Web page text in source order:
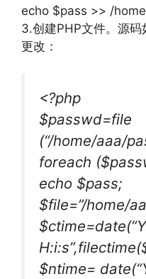
echo $pass >> /
3.创建PHP文件。源
更改：
<?php
$passwd=file
(“/home/aaa/
foreach
echo $pass;
$file=”/home/
$ntime=